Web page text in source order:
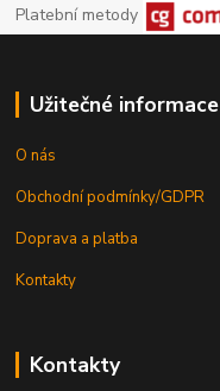
Platební metody
Užitečné informace
O nás
Obchodní podmínky/GDPR
Doprava a platba
Kontakty
Kontakty